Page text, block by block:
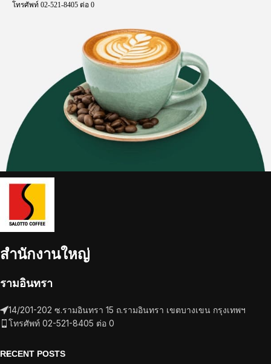
โทรศัพท์ 02-521-8405 ต่อ 0
สำนักงานใหญ่
รามอินทรา
14/201-202 ซ.รามอินทรา 15 ถ.รามอินทรา เขตบางเขน กรุงเทพฯ
โทรศัพท์ 02-521-8405 ต่อ 0
RECENT POSTS